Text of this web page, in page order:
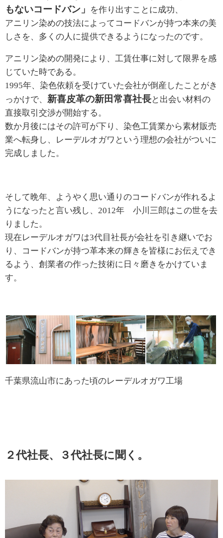
もないコードバン」
を作り出すことに成功、
アニリン染めの技法によってコードバンが持つ本来の美
しさを、多くの人に提供できるようになったのです。
アニリン染めの開発により、工賃仕事に対して限界を感
じていた時である。
1995年、染色依頼を受けていた会社が倒産したことがき
っかけで、 新喜皮革の新田常喜社長と出会い材料の
直接取引交渉が開始する。
数か月後にはその許可が下り、染色工賃業から素材販売
業へ転身し、レーデルオガワという理想の会社がついに
完成しました。
そして晩年、ようやく思い通りのコードバンが作れるよ
うになったと言い残し、2012年 小川三郎はこの世を去
りました。
現在レーデルオガワは3代目社長が会社を引き継いでお
り、コードバンが持つ革本来の輝きを皆様にお伝えでき
るよう、創業者の作った技術に日々磨きをかけていま
す。
千葉県流山市にあった頃のレーデルオガワ工場
２代社長、３代社長に聞く。